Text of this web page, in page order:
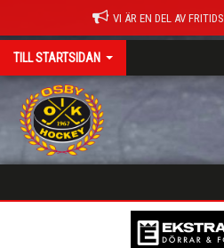
VI ÄR EN DEL AV
TILL STARTSIDAN